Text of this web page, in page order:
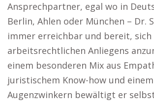
Ansprechpartner, egal wo in
Berlin, Ahlen oder München – Dr.
immer erreichbar und bereit, sich
arbeitsrechtlichen Anliegens
einem besonderen Mix aus
juristischem Know-how und einem
Augenzwinkern bewältigt er